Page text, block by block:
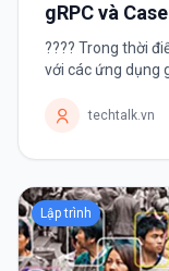
gRPC và
???? Trong thời
với các ứng dụng
phương thức tạo
techtalk.vn
Lập trình